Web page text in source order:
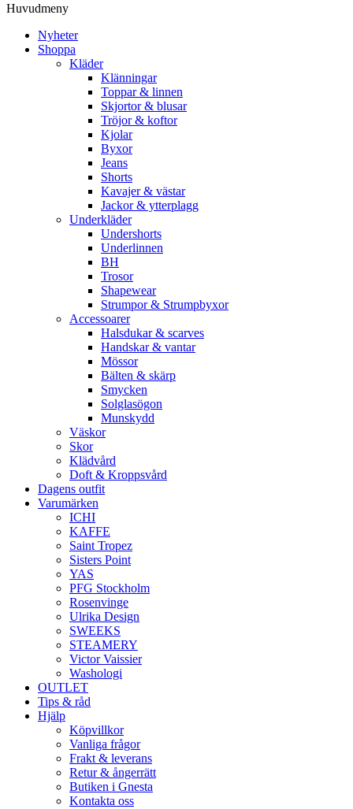
Huvudmeny
Nyheter
Shoppa
Kläder
Klänningar
Toppar & linnen
Skjortor & blusar
Tröjor & koftor
Kjolar
Byxor
Jeans
Shorts
Kavajer & västar
Jackor & ytterplagg
Underkläder
Undershorts
Underlinnen
BH
Trosor
Shapewear
Strumpor & Strumpbyxor
Accessoarer
Halsdukar & scarves
Handskar & vantar
Mössor
Bälten & skärp
Smycken
Solglasögon
Munskydd
Väskor
Skor
Klädvård
Doft & Kroppsvård
Dagens outfit
Varumärken
ICHI
KAFFE
Saint Tropez
Sisters Point
YAS
PFG Stockholm
Rosenvinge
Ulrika Design
SWEEKS
STEAMERY
Victor Vaissier
Washologi
OUTLET
Tips & råd
Hjälp
Köpvillkor
Vanliga frågor
Frakt & leverans
Retur & ångerrätt
Butiken i Gnesta
Kontakta oss